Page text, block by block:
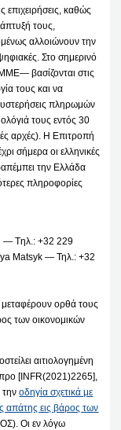
επιχειρήσεις, καθώς
τους,
αλλοιώνουν την
Στο σημερινό
ΜΜΕ— βασίζονται στις
τους και να
πληρωμών
τους εντός 30
αρχές). Η Επιτροπή
σήμερα οι ελληνικές
την Ελλάδα
πληροφορίες
— Tηλ.: +32 229
Matsyk — Τηλ.: +32
ορθά τους
των οικονομικών
αιτιολογημένη
[INFR(2021)2265],
τηνοδηγία σχετικά με
απάτης εις βάρος των
Οι εν λόγω